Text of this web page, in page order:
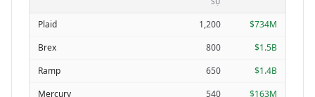
Plaid 1,200
$734M
Brex
800
$1.5B
Ramp
650
$1.4B
Mercury
540 $163M